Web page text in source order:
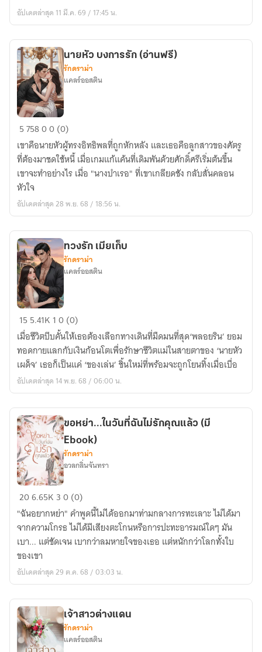
ขอ
ให้
ตาย
ท่าน
อ๋อง
ก็
ไม่
ยอม
อัปเดตล่าสุด 11 มี.ค. 69 / 17:45 น.
นาย
บงการ
รัก
(อ่าน
ฟรี)
นายหัว บงการรัก (อ่านฟรี)
รักดราม่า
แคลร์ออสติน
575800 (0)
เขาคือนายหัวผู้ทรงอิทธิพลที่ถูกหักหลัง และเธอคือลูกสาวของศัตรู
ที่ต้องมาชดใช้หนี้ เมื่อเกมแก้แค้นที่เดิมพันด้วยศักดิ์ศรีเริ่มต้นขึ้น
เขาจะทำอย่างไร เมื่อ "นางบำเรอ" ที่เขาเกลียดชัง กลับสั่นคลอน
หัวใจ
อัปเดตล่าสุด 28 พ.ย. 68 / 18:56 น.
ทวง
รัก
เมีย
เก็บ
ทวงรัก เมียเก็บ
รักดราม่า
แคลร์ออสติน
15 5.41K 10 (0)
เมื่อชีวิตบีบคั้นให้เธอต้องเลือกทางเดินที่มืดมนที่สุด‘พลอยริน’ ยอม
ทอดกายแลกกับเงินก้อนโตเพื่อรักษาชีวิตแม่ในสายตาของ ‘นายหัว
เผด็จ’ เธอก็เป็นแค่ ‘ของเล่น’ ชิ้นใหม่ที่พร้อมจะถูกโยนทิ้งเมื่อเบื่อ
อัปเดตล่าสุด 14 พ.ย. 68 / 06:00 น.
ขอ
หย่า...ใน
วัน
ที่
ฉัน
ไม่
รัก
แล้ว
(มี
Ebook)
ขอหย่า...ในวันที่ฉันไม่รักคุณแล้ว (มี
Ebook)
รักดราม่า
อวลกลิ่นจันทรา
206.65K 30 (0)
"ฉันอยากหย่า" คำพูดนี้ไม่ได้ออกมาท่ามกลางการทะเลาะ ไม่ได้มา
จากความโกรธ ไม่ได้มีเสียงตะโกนหรือการปะทะอารมณ์ใดๆ มัน
เบา... แต่ชัดเจน เบากว่าลมหายใจของเธอ แต่หนักกว่าโลกทั้งใบ
ของเขา
อัปเดตล่าสุด 29 ต.ค. 68 / 03:03 น.
เจ้าสาวต่างแดน
รักดราม่า
แคลร์ออสติน